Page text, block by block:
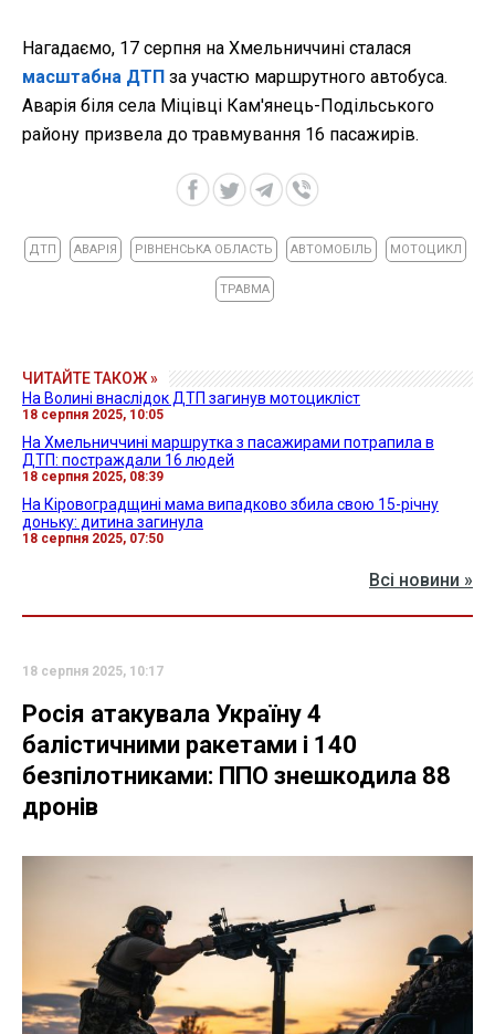
Нагадаємо, 17 серпня на Хмельниччині сталася
масштабна ДТП за участю маршрутного автобуса.
Аварія біля села Міцівці Кам'янець-Подільського
району призвела до травмування 16 пасажирів.
ДТП АВАРІЯ РІВНЕНСЬКА ОБЛАСТЬ АВТОМОБІЛЬ МОТОЦИКЛ
ТРАВМА
ЧИТАЙТЕ ТАКОЖ »
На Волині внаслідок ДТП загинув мотоцикліст
18 серпня 2025, 10:05
На Хмельниччині маршрутка з пасажирами потрапила в
ДТП: постраждали 16 людей
18 серпня 2025, 08:39
На Кіровоградщині мама випадково збила свою 15-річну
доньку: дитина загинула
18 серпня 2025, 07:50
Всі новини »
18 серпня 2025, 10:17
Росія атакувала Україну 4
балістичними ракетами і 140
безпілотниками: ППО знешкодила 88
дронів